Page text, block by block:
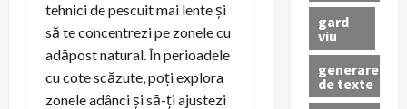
tehnici de pescuit mai lente și
să te concentrezi pe zonele cu
adăpost natural. În perioadele
cu cote scăzute, poți explora
zonele adânci și să-ți ajustezi
gard
viu
generare
de texte